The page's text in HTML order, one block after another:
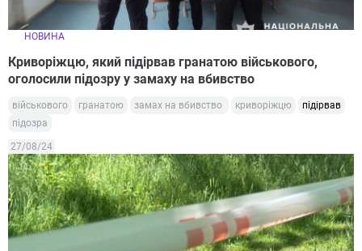
НОВИНА
Криворіжцю, який підірвав гранатою військового,
оголосили підозру у замаху на вбивство
військового гранатою замах на вбивство криворіжцю
підірвав
підозра
27/08/24